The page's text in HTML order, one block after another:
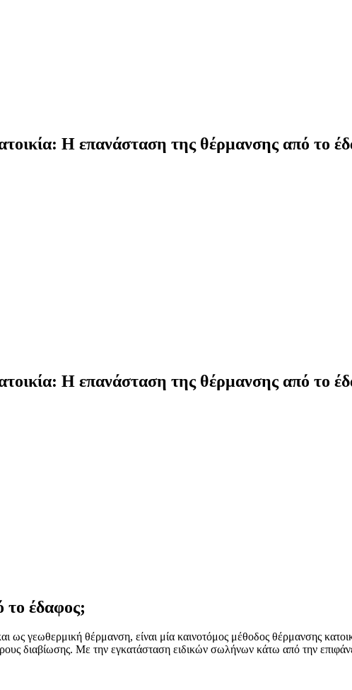
Η επανάσταση της θέρμανσης από το
Η επανάσταση της θέρμανσης από το
το έδαφος;
γεωθερμική θέρμανση, είναι μία καινοτόμος μέθοδος θέρμανσης
διαβίωσης. Με την εγκατάσταση ειδικών σωλήνων κάτω από την